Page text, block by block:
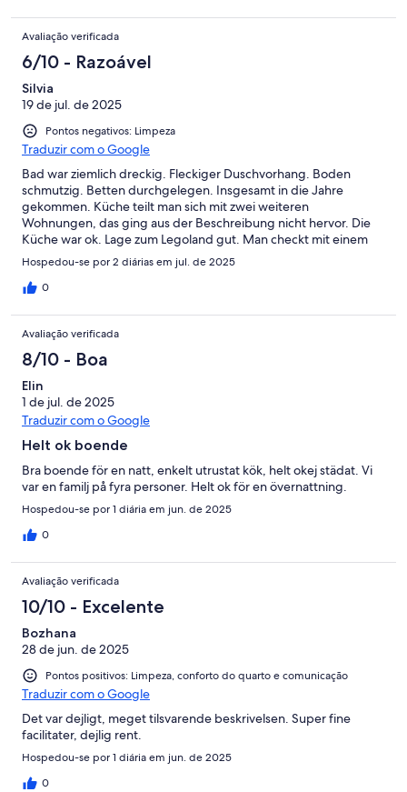
Avaliação verificada
6/10 - Razoável
Silvia
19 de jul. de 2025
Pontos negativos: Limpeza
Traduzir com o Google
Bad war ziemlich dreckig. Fleckiger Duschvorhang. Boden
schmutzig. Betten durchgelegen. Insgesamt in die Jahre
gekommen. Küche teilt man sich mit zwei weiteren
Wohnungen, das ging aus der Beschreibung nicht hervor. Die
Küche war ok. Lage zum Legoland gut. Man checkt mit einem
Code ein. Das ist ok. Das Hochbett verfügt über keine Leiter.
Hospedou-se por 2 diárias em jul. de 2025
0
Avaliação verificada
8/10 - Boa
Elin
1 de jul. de 2025
Traduzir com o Google
Helt ok boende
Bra boende för en natt, enkelt utrustat kök, helt okej städat. Vi
var en familj på fyra personer. Helt ok för en övernattning.
Hospedou-se por 1 diária em jun. de 2025
0
Avaliação verificada
10/10 - Excelente
Bozhana
28 de jun. de 2025
Pontos positivos: Limpeza, conforto do quarto e comunicação
Traduzir com o Google
Det var dejligt, meget tilsvarende beskrivelsen. Super fine
facilitater, dejlig rent.
Hospedou-se por 1 diária em jun. de 2025
0